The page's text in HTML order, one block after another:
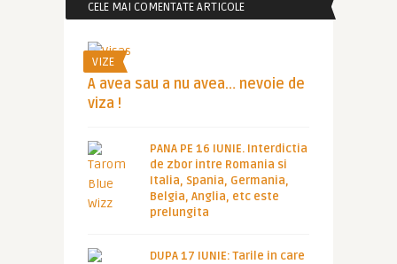
CELE MAI COMENTATE ARTICOLE
VIZE
A avea sau a nu avea… nevoie de
viza !
PANA PE 16 IUNIE. Interdictia
de zbor intre Romania si
Italia, Spania, Germania,
Belgia, Anglia, etc este
prelungita
DUPA 17 IUNIE: Tarile in care